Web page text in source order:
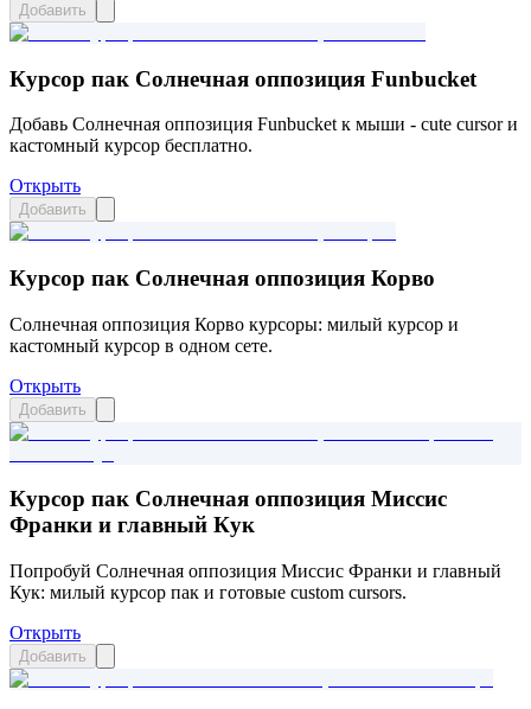
Добавить
Курсор пак Солнечная оппозиция Funbucket
Добавь Солнечная оппозиция Funbucket к мыши - cute cursor и
кастомный курсор бесплатно.
Открыть
Добавить
Курсор пак Солнечная оппозиция Корво
Солнечная оппозиция Корво курсоры: милый курсор и
кастомный курсор в одном сете.
Открыть
Добавить
Курсор пак Солнечная оппозиция Миссис
Франки и главный Кук
Попробуй Солнечная оппозиция Миссис Франки и главный
Кук: милый курсор пак и готовые custom cursors.
Открыть
Добавить